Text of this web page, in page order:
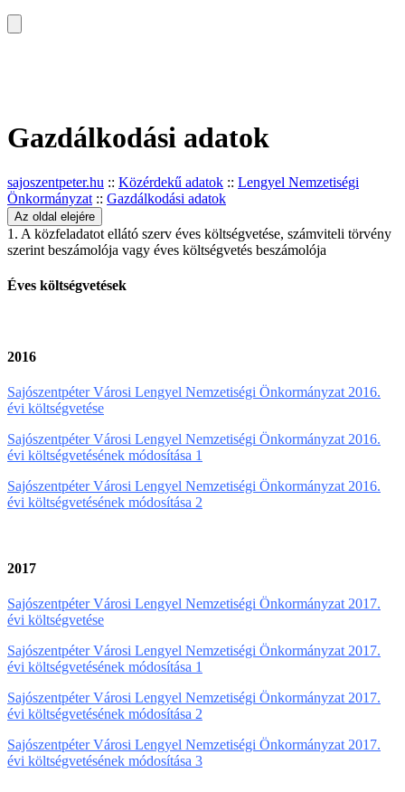
Gazdálkodási adatok
sajoszentpeter.hu :: Közérdekű adatok :: Lengyel Nemzetiségi
Önkormányzat :: Gazdálkodási adatok
Az oldal elejére
1. A közfeladatot ellátó szerv éves költségvetése, számviteli törvény
szerint beszámolója vagy éves költségvetés beszámolója
Éves költségvetések
2016
Sajószentpéter Városi Lengyel Nemzetiségi Önkormányzat 2016.
évi költségvetése
Sajószentpéter Városi Lengyel Nemzetiségi Önkormányzat 2016.
évi költségvetésének módosítása 1
Sajószentpéter Városi Lengyel Nemzetiségi Önkormányzat 2016.
évi költségvetésének módosítása 2
2017
Sajószentpéter Városi Lengyel Nemzetiségi Önkormányzat 2017.
évi költségvetése
Sajószentpéter Városi Lengyel Nemzetiségi Önkormányzat 2017.
évi költségvetésének módosítása 1
Sajószentpéter Városi Lengyel Nemzetiségi Önkormányzat 2017.
évi költségvetésének módosítása 2
Sajószentpéter Városi Lengyel Nemzetiségi Önkormányzat 2017.
évi költségvetésének módosítása 3